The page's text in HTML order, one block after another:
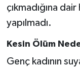
çıkmadığına
yapılmadı.
Kesin Ölüm
Genç kadının
Sağlık
SİYASET